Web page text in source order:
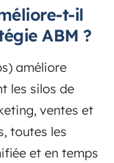
t-il
ABM ?
améliore
les silos de
ventes et
toutes les
et en temps